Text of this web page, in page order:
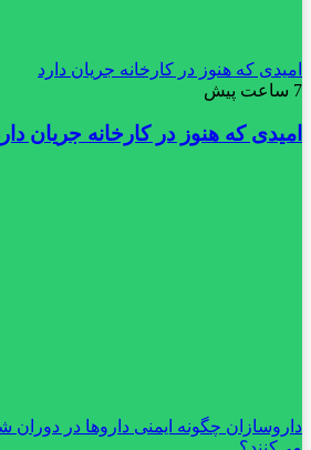
امیدی که هنوز در کارخانه جریان دارد
7 ساعت پیش
امیدی که هنوز در کارخانه جریان
داروسازان چگونه ایمنی داروها در دوران